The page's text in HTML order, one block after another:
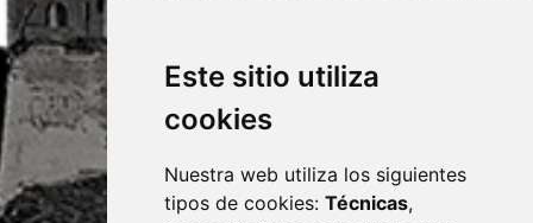
Este sitio utiliza
cookies
Nuestra web utiliza los siguientes
tipos de cookies: Técnicas,